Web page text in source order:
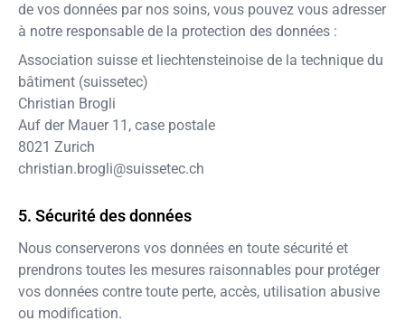
de vos données par nos soins, vous pouvez vous adresser
à notre responsable de la protection des données :
Association suisse et liechtensteinoise de la technique du
bâtiment (suissetec)
Christian Brogli
Auf der Mauer 11, case postale
8021 Zurich
christian.brogli@suissetec.ch
Sécurité des données
Nous conserverons vos données en toute sécurité et
prendrons toutes les mesures raisonnables pour protéger
vos données contre toute perte, accès, utilisation abusive
ou modification.